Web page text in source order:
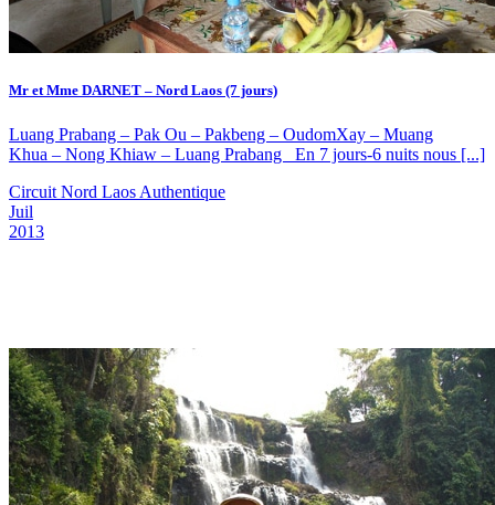
Mr et Mme DARNET – Nord Laos (7 jours)
Luang Prabang – Pak Ou – Pakbeng – OudomXay – Muang
Khua – Nong Khiaw – Luang Prabang En 7 jours-6 nuits nous [...]
Circuit Nord Laos Authentique
Juil
2013